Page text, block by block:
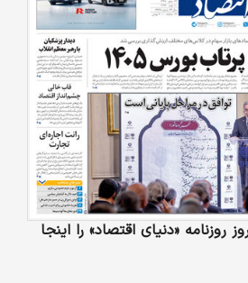
روزنامه «دنیای‌ اقتصاد» را اینجا